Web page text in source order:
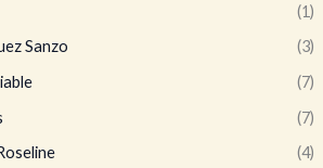
(1)
Sanzo
(3)
(7)
(7)
(4)